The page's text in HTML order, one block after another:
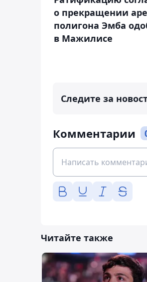
о прекращении
полигона Эмба
в Мажилисе
Следите за
Комментарии
Читайте также